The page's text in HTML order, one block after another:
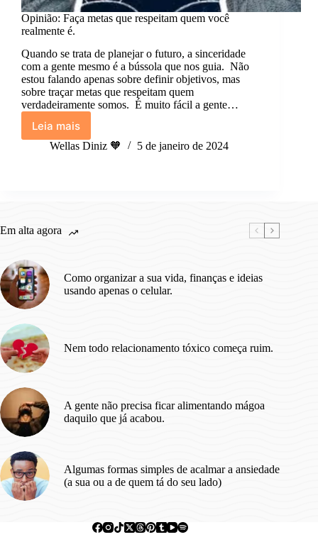
Opinião: Faça metas que respeitam quem você
realmente é.
Quando se trata de planejar o futuro, a sinceridade
com a gente mesmo é a bússola que nos guia. Não
estou falando apenas sobre definir objetivos, mas
sobre traçar metas que respeitam quem
verdadeiramente somos. É muito fácil a gente…
Leia mais
Opinião:
Faça
realmente
Wellas Diniz 🧡 5 de janeiro de 2024
Em alta agora
Como organizar a sua vida, finanças e ideias
usando apenas o celular.
Nem todo relacionamento tóxico começa ruim.
A gente não precisa ficar alimentando mágoa
daquilo que já acabou.
Algumas formas simples de acalmar a ansiedade
(a sua ou a de quem tá do seu lado)